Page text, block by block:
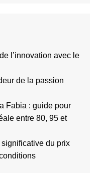
l’innovation avec le
de la passion
Fabia : guide pour
entre 80, 95 et
du prix